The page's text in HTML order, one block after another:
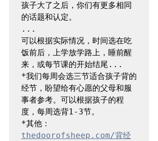
孩子大了之后，你们有更多相同
的话题和认定。
...
可以根据实际情况，时间选在吃
饭前后，上学放学路上，睡前醒
来，或每节课的开始结尾...
*我们每周会选三节适合孩子背的
经节，盼望给有心愿的父母和服
事者参考。可以根据孩子的程
*其他：
thedoorofsheep.com/背经